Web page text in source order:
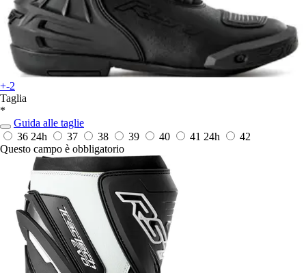
+-2
Taglia
*
Guida alle taglie
36 24h 37 38 39 40 41 24h
42
Questo campo è obbligatorio